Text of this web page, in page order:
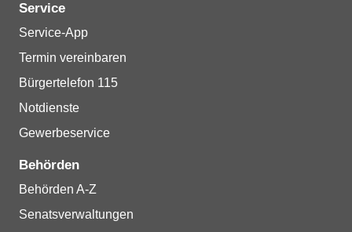
Service
Service-App
Termin vereinbaren
Bürgertelefon 115
Notdienste
Gewerbeservice
Behörden
Behörden A-Z
Senatsverwaltungen